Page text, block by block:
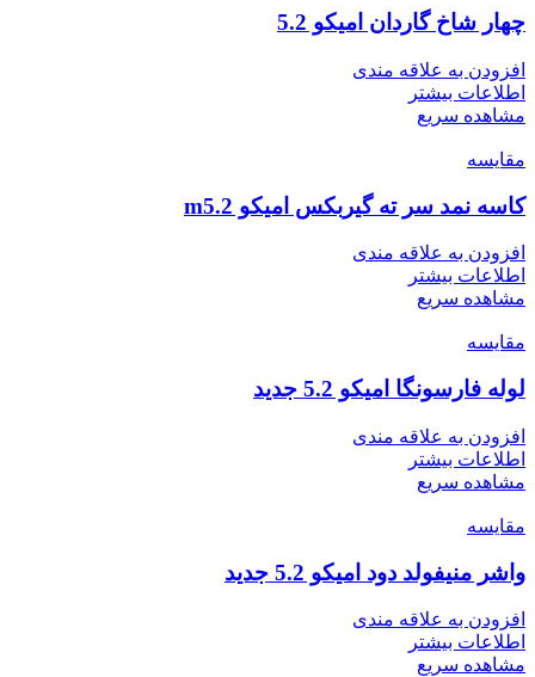
چهار شاخ گاردان امیکو 5.2
افزودن به علاقه مندی
اطلاعات بیشتر
مشاهده سریع
مقایسه
کاسه نمد سر ته گیربکس امیکو m5.2
افزودن به علاقه مندی
اطلاعات بیشتر
مشاهده سریع
مقایسه
لوله فارسونگا امیکو 5.2 جدید
افزودن به علاقه مندی
اطلاعات بیشتر
مشاهده سریع
مقایسه
واشر منیفولد دود امیکو 5.2 جدید
افزودن به علاقه مندی
اطلاعات بیشتر
مشاهده سریع